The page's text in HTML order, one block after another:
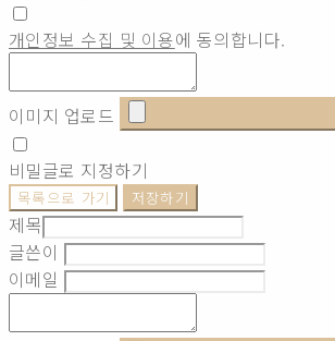
개인정보 수집 및 이용에 동의합니다.
이미지 업로드
비밀글로 지정하기
목록으로 가기 저장하기
제목
글쓴이
이메일